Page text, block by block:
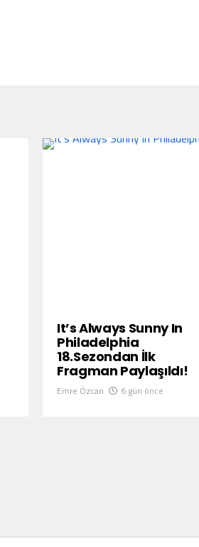
It’s Always Sunny In
Philadelphia
18.Sezondan İlk
Fragman Paylaşıldı!
Emre Özcan 6 gün önce